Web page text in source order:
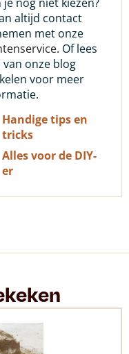
altijd contact
met onze
. Of lees
van onze blog
voor meer
Handige tips en
tricks
Alles voor de DIY-
er